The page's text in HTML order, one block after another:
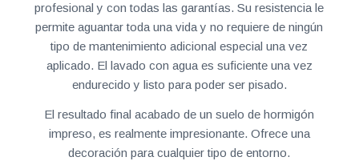
profesional y con todas las garantías. Su resistencia le
permite aguantar toda una vida y no requiere de ningún
tipo de mantenimiento adicional especial una vez
aplicado. El lavado con agua es suficiente una vez
endurecido y listo para poder ser pisado.
El resultado final acabado de un suelo de hormigón
impreso, es realmente impresionante. Ofrece una
decoración para cualquier tipo de entorno.